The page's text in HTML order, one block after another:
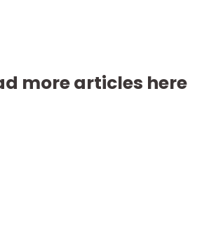
more articles here